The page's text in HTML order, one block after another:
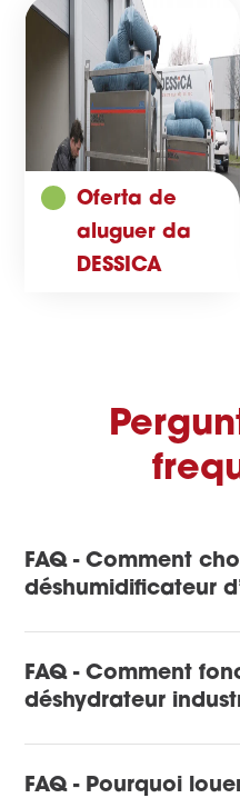
Oferta de
aluguer da
DESSICA
FAQ - Comment
déshumidificateur
FAQ - Comment
déshydrateur
FAQ - Pourquoi